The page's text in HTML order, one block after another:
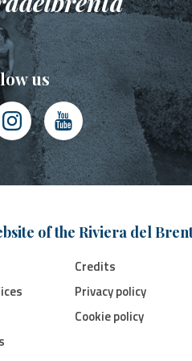
us
of the Riviera del
Credits
Privacy policy
Cookie policy